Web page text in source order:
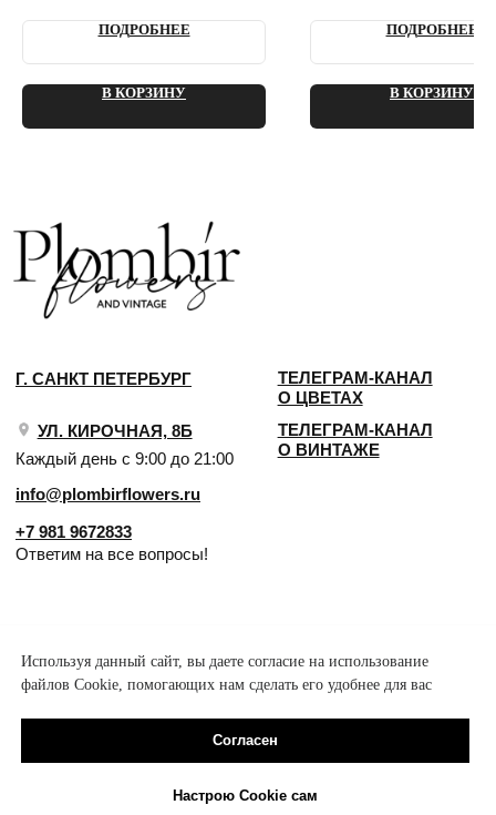
ПОДРОБНЕЕ
В КОРЗИНУ
ПОДРОБНЕЕ
В КОРЗИНУ
Используя данный сайт, вы даете согласие на использование
файлов Cookie, помогающих нам сделать его удобнее для вас
Согласен
Настрою Cookie сам